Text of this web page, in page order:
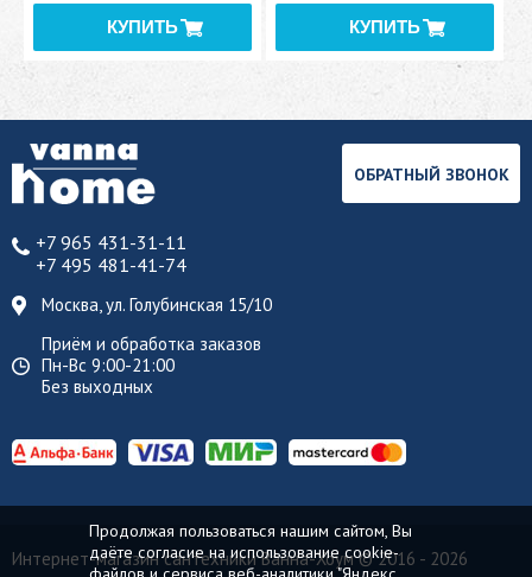
+7 965 431-31-11
+7 495 481-41-74
Москва, ул. Голубинская 15/10
Приём и обработка заказов
Пн-Вс 9:00-21:00
Без выходных
ОБРАТНЫЙ ЗВОНОК
Интернет-магазин сантехники Ванна-Хоум© 2016 - 2026
Продолжая пользоваться нашим сайтом, Вы
даёте согласие на использование cookie-